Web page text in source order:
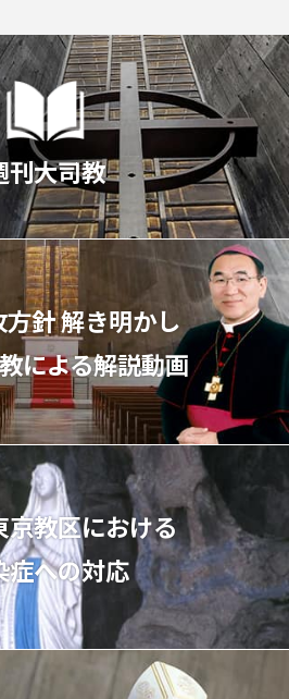
刊大司教
針 解き明かし
による解説動画
京教区における
症への対応